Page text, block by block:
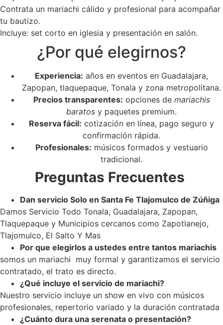
Contrata un mariachi cálido y profesional para acompañar
tu bautizo.
Incluye: set corto en iglesia y presentación en salón.
¿Por qué elegirnos?
Experiencia: años en eventos en Guadalajara,
Zapopan, tlaquepaque, Tonala y zona metropolitana.
Precios transparentes: opciones de mariachis
baratos y paquetes premium.
Reserva fácil: cotización en línea, pago seguro y
confirmación rápida.
Profesionales: músicos formados y vestuario
tradicional.
Preguntas Frecuentes
Dan servicio Solo en Santa Fe Tlajomulco de Zúñiga
Damos Servicio Todo Tonala, Guadalajara, Zapopan,
Tlaquepaque y Municipios cercanos como Zapotlanejo,
Tlajomulco, El Salto Y Mas
Por que elegirlos a ustedes entre tantos mariachis
somos un mariachi muy formal y garantizamos el servicio
contratado, el trato es directo.
¿Qué incluye el servicio de mariachi?
Nuestro servicio incluye un show en vivo con músicos
profesionales, repertorio variado y la duración contratada
¿Cuánto dura una serenata o presentación?